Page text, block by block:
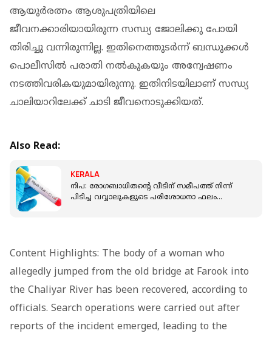
ആയുര്‍രത്നം ആശുപത്രിയിലെ
ജീവനക്കാരിയായിരുന്ന സന്ധ്യ ജോലിക്കു പോയി
തിരിച്ചു വന്നിരുന്നില്ല. ഇതിനെത്തുടര്‍ന്ന് ബന്ധുക്കള്‍
പൊലീസില്‍ പരാതി നല്‍കുകയും അന്വേഷണം
നടത്തിവരികയുമായിരുന്നു. ഇതിനിടയിലാണ് സന്ധ്യ
ചാലിയാറിലേക്ക് ചാടി ജീവനൊടുക്കിയത്.
Also Read:
KERALA
നിപ: രോഗബാധിതൻ്റെ വീടിന് സമീപത്ത് നിന്ന്
പിടിച്ച വവ്വാലുകളുടെ പരിശോധനാ ഫലം
Content Highlights: The body of a woman who
allegedly jumped from the old bridge at Farook into
the Chaliyar River has been recovered, according to
officials. Search operations were carried out after
reports of the incident emerged, leading to the